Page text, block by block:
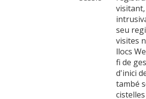
seu
visites
llocs
fi de
d'inici
també